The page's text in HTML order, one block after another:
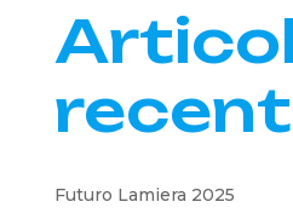
Futuro Lamiera 2025